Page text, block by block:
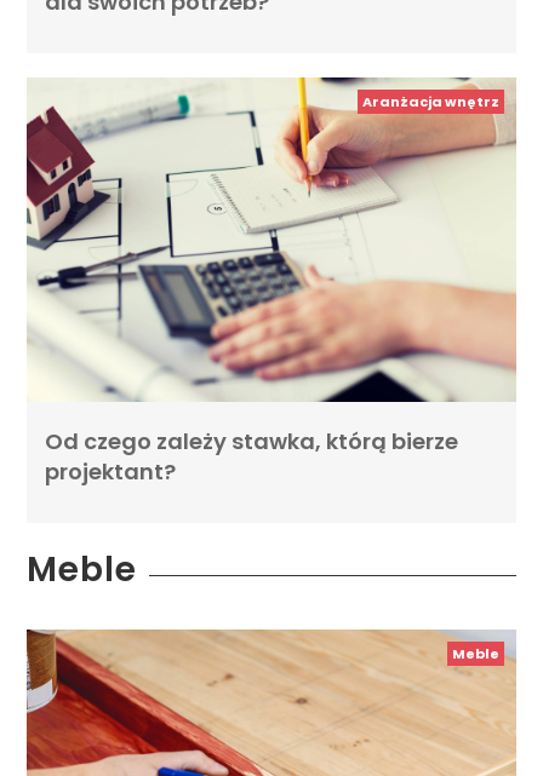
Aranżacja wnętrz
Od czego zależy stawka, którą bierze
projektant?
Meble
Meble